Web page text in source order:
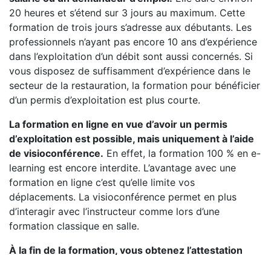
20 heures et s’étend sur 3 jours au maximum. Cette
formation de trois jours s’adresse aux débutants. Les
professionnels n’ayant pas encore 10 ans d’expérience
dans l’exploitation d’un débit sont aussi concernés. Si
vous disposez de suffisamment d’expérience dans le
secteur de la restauration, la formation pour bénéficier
d’un permis d’exploitation est plus courte.
La formation en ligne en vue d’avoir un permis
d’exploitation est possible, mais uniquement à l’aide
de visioconférence. En effet, la formation 100 % en e-
learning est encore interdite. L’avantage avec une
formation en ligne c’est qu’elle limite vos
déplacements. La visioconférence permet en plus
d’interagir avec l’instructeur comme lors d’une
formation classique en salle.
À la fin de la formation, vous obtenez l’attestation